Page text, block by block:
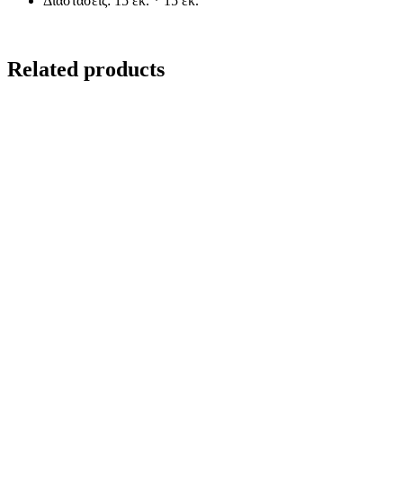
Related products